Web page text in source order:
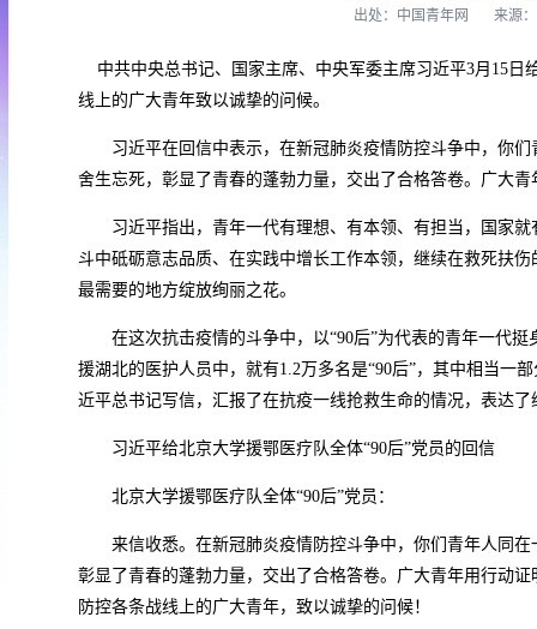
出处：中国青年网 来源
中共中央总书记、国家主席、中央军委主席习近平3月15日
线上的广大青年致以诚挚的问候。
习近平在回信中表示，在新冠肺炎疫情防控斗争中，你们
舍生忘死，彰显了青春的蓬勃力量，交出了合格答卷。广大
习近平指出，青年一代有理想、有本领、有担当，国家就
斗中砥砺意志品质、在实践中增长工作本领，继续在救死扶
最需要的地方绽放绚丽之花。
在这次抗击疫情的斗争中，以“90后”为代表的青年一代挺
援湖北的医护人员中，就有1.2万多名是“90后”，其中相当一
近平总书记写信，汇报了在抗疫一线抢救生命的情况，表达
习近平给北京大学援鄂医疗队全体“90后”党员的回信
北京大学援鄂医疗队全体“90后”党员：
来信收悉。在新冠肺炎疫情防控斗争中，你们青年人同在
彰显了青春的蓬勃力量，交出了合格答卷。广大青年用行动
防控各条战线上的广大青年，致以诚挚的问候！